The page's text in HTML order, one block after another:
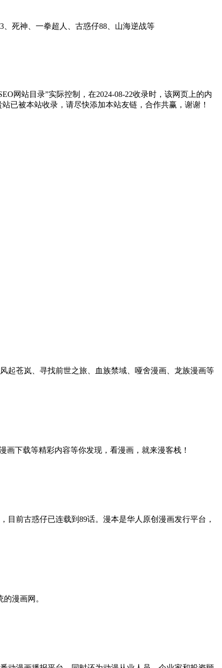
死神、一拳超人、古惑仔88、山海逆战等
网站目录”实际控制，在2024-08-22收录时，该网页上的内
已被本站收录，请尽快添加本站友链，合作共赢，谢谢！
起苍岚、寻找前世之旅、血族禁域、哑舍漫画、龙族漫画等
下载等精彩内容等你发现，看漫画，就来漫客栈！
前古惑仔已连载到89话。漫本是华人原创漫画发行平台，
漫画网。